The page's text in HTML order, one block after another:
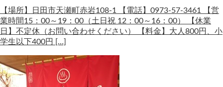
【場所】日田市天瀬町赤岩108-1 【電話】0973-57-3461 【営
業時間15：00～19：00（土日祝 12：00～16：00） 【休業
日】不定休（お問い合わせください） 【料金】大人800円、小
学生以下400円 […]